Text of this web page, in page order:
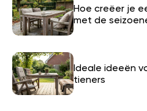
Hoe creëer je
met de
Ideale ideeën
tieners